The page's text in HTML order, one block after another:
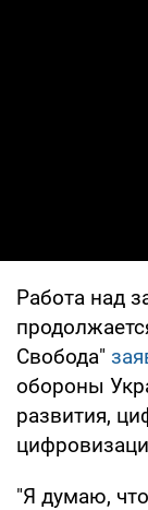
Работа над
Свобода"
обороны
развития,
"Я думаю,